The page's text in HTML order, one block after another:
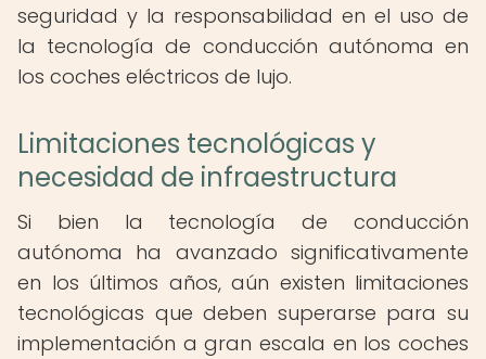
seguridad y la responsabilidad en el uso de
la tecnología de conducción autónoma en
los coches eléctricos de lujo.
Limitaciones tecnológicas y
necesidad de infraestructura
Si bien la tecnología de conducción
autónoma ha avanzado significativamente
en los últimos años, aún existen limitaciones
tecnológicas que deben superarse para su
implementación a gran escala en los coches